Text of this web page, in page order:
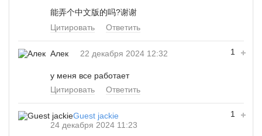
能弄个中文版的吗?谢谢
Цитировать
Ответить
1
Алек 22 декабря 2024 12:32
у меня все работает
Цитировать
Ответить
1
Guest jackie
24 декабря 2024 11:23